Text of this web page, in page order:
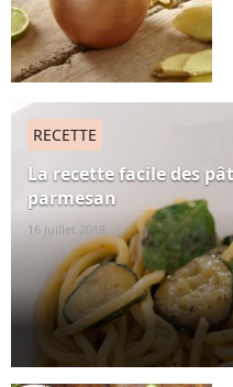
RECETTE
La recette facile des
parmesan
16 juillet 2018